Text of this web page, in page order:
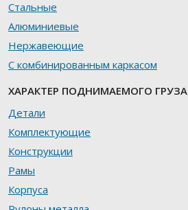
Стальные
Алюминиевые
Нержавеющие
С комбинированным каркасом
ХАРАКТЕР ПОДНИМАЕМОГО ГРУЗА
Детали
Комплектующие
Конструкции
Рамы
Корпуса